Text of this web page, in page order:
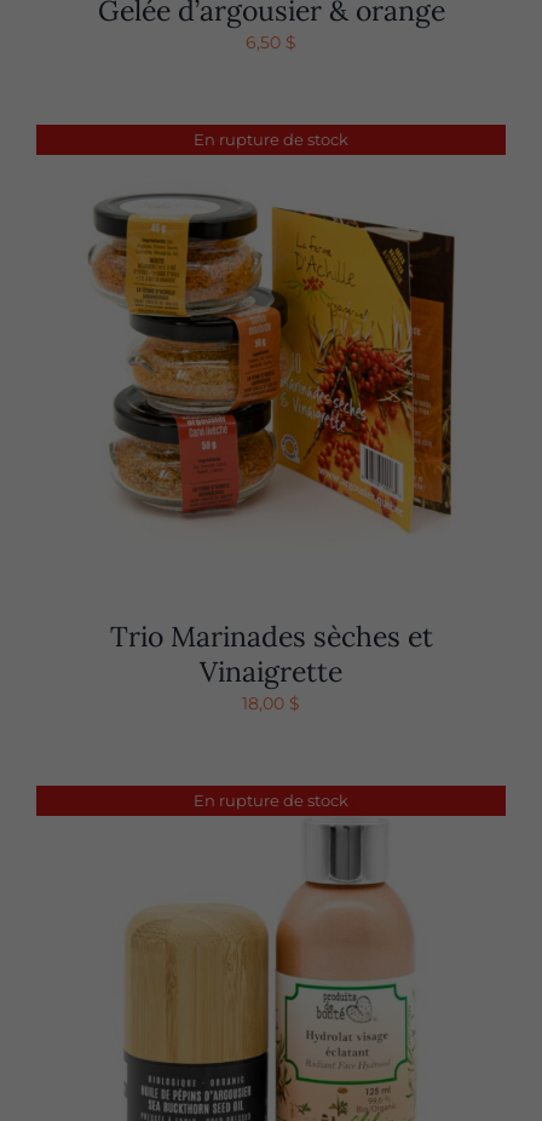
Gelée d’argousier & orange
6,50 $
En rupture de stock
Trio Marinades sèches et
Vinaigrette
18,00 $
En rupture de stock